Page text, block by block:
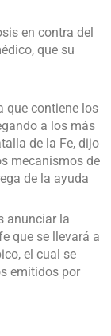
en contra del
que su
que contiene los
a los más
de la Fe, dijo
mecanismos de
de la ayuda
anunciar la
que se llevará a
el cual se
emitidos por